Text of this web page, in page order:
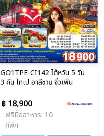
GO1TPE-CI142 ไต้หวัน 5 วัน
3 คืน ไทเป อาลีซาน จิ่วเฟิ่น
฿ 18,900
ฟรีมื้ออาหาร: 10
ที่พัก: